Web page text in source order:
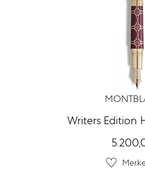
Writers Edition